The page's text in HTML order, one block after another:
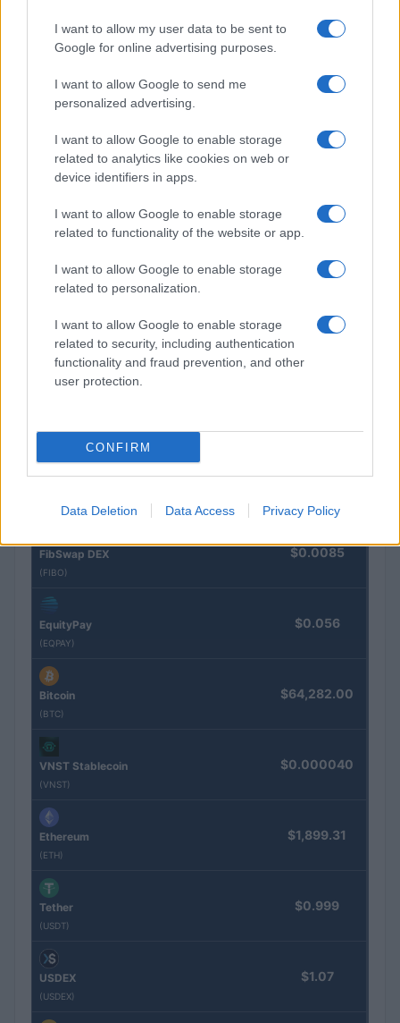
I want to allow my user data to be sent to
Google for online advertising purposes.
I want to allow Google to send me
personalized advertising.
I want to allow Google to enable storage
related to analytics like cookies on web or
device identifiers in apps.
I want to allow Google to enable storage
related to functionality of the website or app.
I want to allow Google to enable storage
related to personalization.
I want to allow Google to enable storage
related to security, including authentication
functionality and fraud prevention, and other
user protection.
CONFIRM
Data Deletion Data Access Privacy Policy
Croissance du PIB : la France à 0,2 % au T2 2026, en dessous
de la moyenne européenne
Nom
(KBTC)
$16.49
FibSwap DEX
(FIBO)
$0.0085
EquityPay
(EQPAY)
$0.056
Bitcoin
(BTC)
$64,282.00
VNST Stablecoin
(VNST)
$0.000040
Ethereum
(ETH)
$1,899.31
Tether
(USDT)
$0.999
USDEX
(USDEX)
$1.07